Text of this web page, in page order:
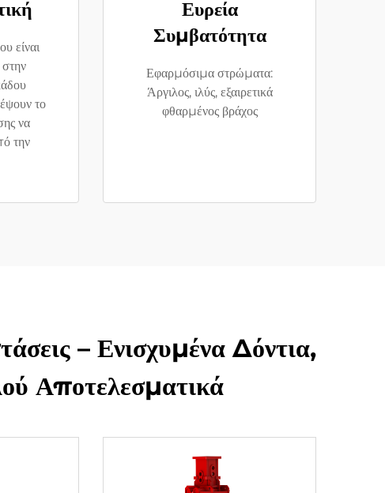
είναι
το
να
την
Ευρεία
Συμβατότητα
Εφαρμόσιμα στρώματα:
Άργιλος, ιλύς, εξαιρετικά
φθαρμένος βράχος
– Ενισχυμένα Δόντια,
Αποτελεσματικά